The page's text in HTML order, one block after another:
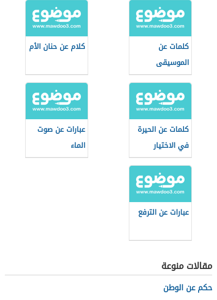
كلمات عن
الموسيقى
والحياة
كلام عن حنان الأم
كلمات عن الحيرة
في الاختيار
عبارات عن صوت
الماء
عبارات عن الترفع
مقالات منوعة
حكم عن الوطن